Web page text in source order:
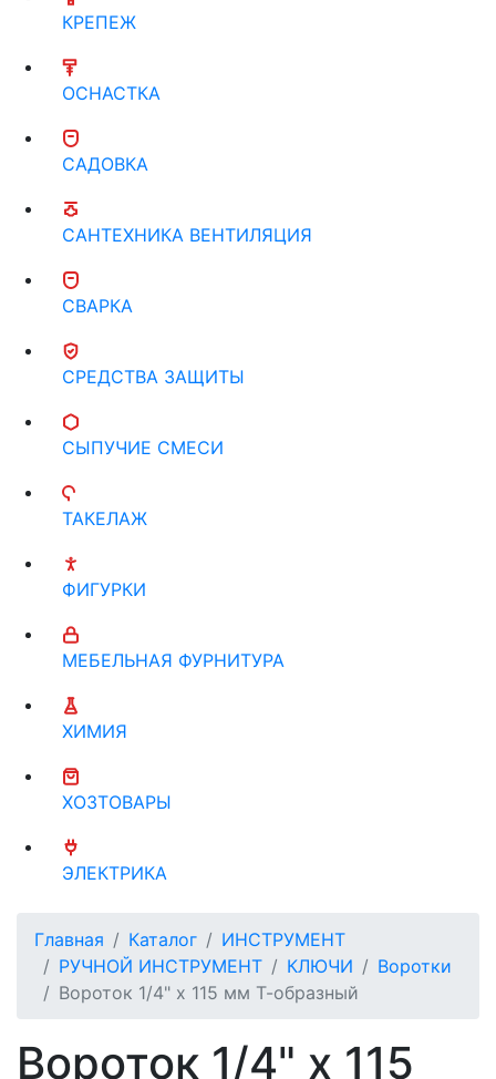
КРЕПЕЖ
ОСНАСТКА
САДОВКА
САНТЕХНИКА ВЕНТИЛЯЦИЯ
СВАРКА
СРЕДСТВА ЗАЩИТЫ
СЫПУЧИЕ СМЕСИ
ТАКЕЛАЖ
ФИГУРКИ
МЕБЕЛЬНАЯ ФУРНИТУРА
ХИМИЯ
ХОЗТОВАРЫ
ЭЛЕКТРИКА
Главная Каталог
ИНСТРУМЕНТ
РУЧНОЙ ИНСТРУМЕНТ
КЛЮЧИ
Воротки
Вороток 1/4" х 115 мм Т-образный
Вороток 1/4" х 115